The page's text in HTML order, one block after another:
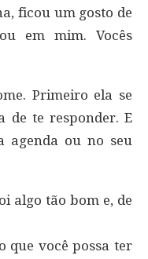
ficou um gosto de
em mim. Vocês
Primeiro ela se
de te responder. E
agenda ou no seu
algo tão bom e, de
que você possa ter